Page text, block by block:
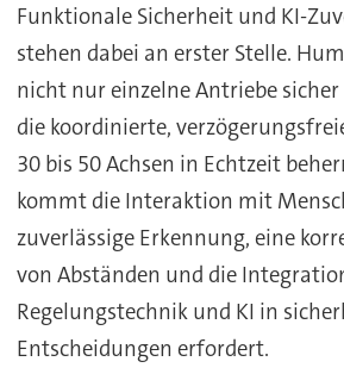
Funktionale Sicherheit und KI-
stehen dabei an erster Stelle.
nicht nur einzelne Antriebe sicher
die koordinierte,
30 bis 50 Achsen in Echtzeit
kommt die Interaktion mit
zuverlässige Erkennung, eine
von Abständen und die
Regelungstechnik und KI in
Entscheidungen erfordert.